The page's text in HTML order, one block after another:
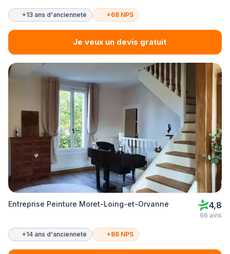
+13 ans d'ancienneté +68 NPS
Je veux un devis gratuit
Entreprise Peinture Moret-Loing-et-Orvanne 4,8
66 avis
+14 ans d'ancienneté +86 NPS